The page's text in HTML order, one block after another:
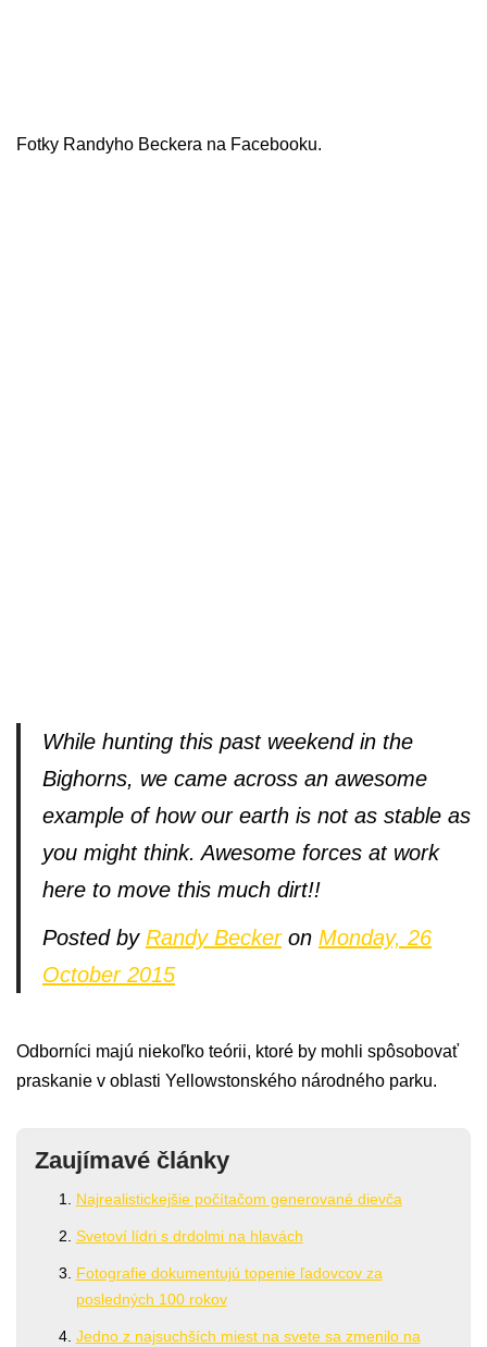
Fotky Randyho Beckera na Facebooku.
While hunting this past weekend in the
Bighorns, we came across an awesome
example of how our earth is not as stable as
you might think. Awesome forces at work
here to move this much dirt!!
Posted by Randy Beckeron Monday, 26
October 2015
Odborníci majú niekoľko teórii, ktoré by mohli spôsobovať
praskanie v oblasti Yellowstonského národného parku.
Zaujímavé články
Najrealistickejšie počítačom generované dievča
Svetoví lídri s drdolmi na hlavách
Fotografie dokumentujú topenie ľadovcov za
posledných 100 rokov
Jedno z najsuchších miest na svete sa zmenilo na